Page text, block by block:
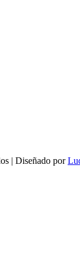
| Diseñado por